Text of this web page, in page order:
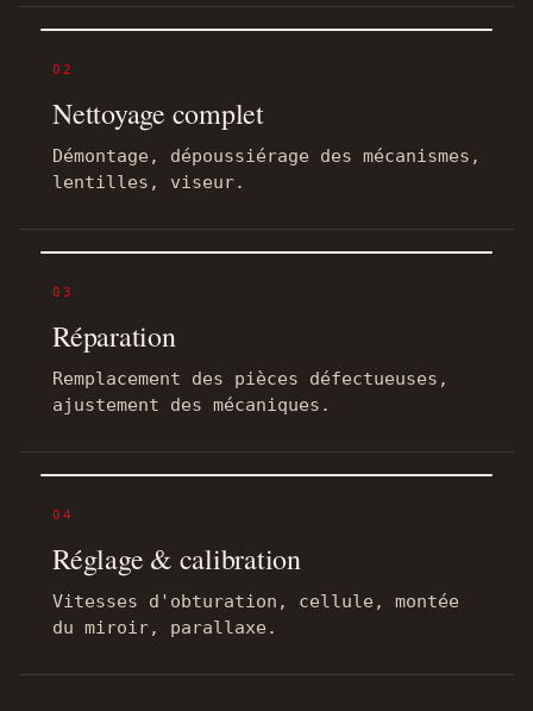
02
Nettoyage complet
Démontage, dépoussiérage des mécanismes,
lentilles, viseur.
03
Réparation
Remplacement des pièces défectueuses,
ajustement des mécaniques.
04
Réglage & calibration
Vitesses d'obturation, cellule, montée
du miroir, parallaxe.